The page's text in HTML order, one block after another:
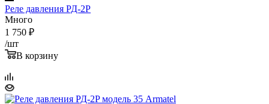
Реле давления РД-2P
Много
1 750 ₽
/шт
В корзину